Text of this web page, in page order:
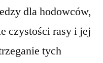
dla hodowców,
czystości rasy i jej
tych